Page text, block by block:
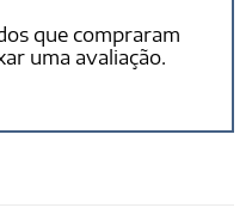
que compraram
uma avaliação.